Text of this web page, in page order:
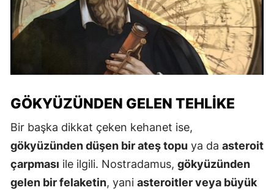
GÖKYÜZÜNDEN GELEN TEHLIKE
Bir başka dikkat çeken kehanet ise,
gökyüzünden düşen bir ateş topu ya da asteroit
çarpması ile ilgili. Nostradamus, gökyüzünden
gelen bir felaketin, yani asteroitler veya büyük